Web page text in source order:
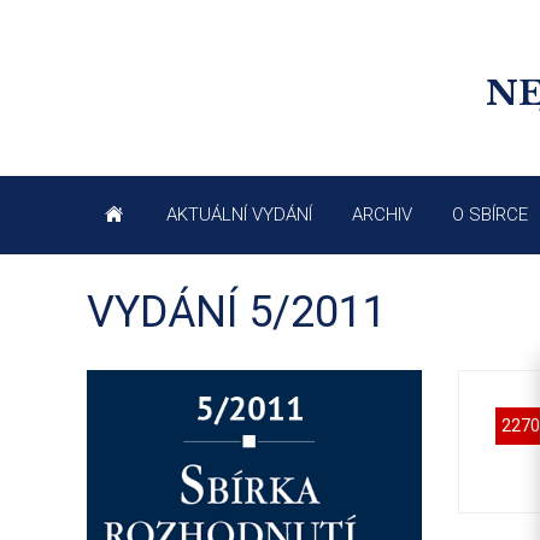
AKTUÁLNÍ VYDÁNÍ ARCHIV O SBÍRCE
VYDÁNÍ 5/2011